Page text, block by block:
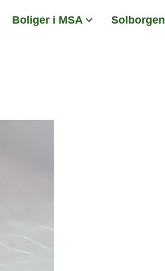
Boliger i MSA Solborgen